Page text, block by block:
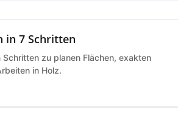
in 7 Schritten
zu planen Flächen, exakten
in Holz.